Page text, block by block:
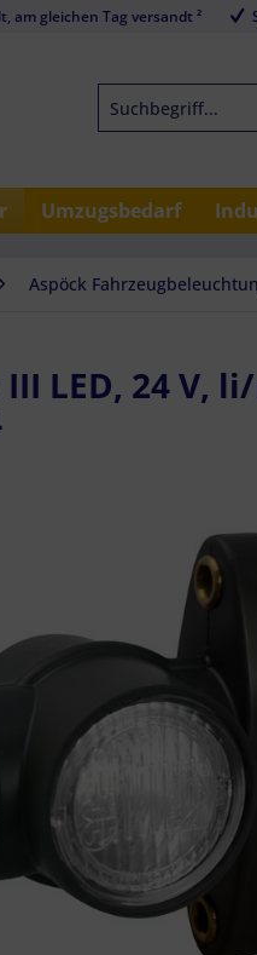
am gleichen Tag versandt ²
Umzugsbedarf
Aspöck
III LED, 24 V,